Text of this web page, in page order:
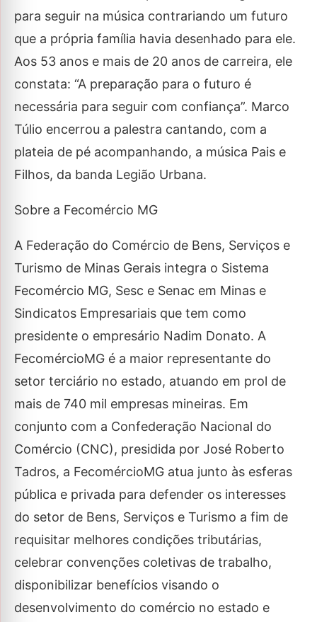
para seguir na música contrariando um futuro
que a própria família havia desenhado para ele.
Aos 53 anos e mais de 20 anos de carreira, ele
constata: “A preparação para o futuro é
necessária para seguir com confiança”. Marco
Túlio encerrou a palestra cantando, com a
plateia de pé acompanhando, a música Pais e
Filhos, da banda Legião Urbana.
Sobre a Fecomércio MG
A Federação do Comércio de Bens, Serviços e
Turismo de Minas Gerais integra o Sistema
Fecomércio MG, Sesc e Senac em Minas e
Sindicatos Empresariais que tem como
presidente o empresário Nadim Donato. A
FecomércioMG é a maior representante do
setor terciário no estado, atuando em prol de
mais de 740 mil empresas mineiras. Em
conjunto com a Confederação Nacional do
Comércio (CNC), presidida por José Roberto
Tadros, a FecomércioMG atua junto às esferas
pública e privada para defender os interesses
do setor de Bens, Serviços e Turismo a fim de
requisitar melhores condições tributárias,
celebrar convenções coletivas de trabalho,
disponibilizar benefícios visando o
desenvolvimento do comércio no estado e